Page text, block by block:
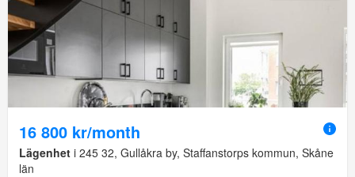
16 800 kr/month
Lägenhet i 245 32, Gullåkra by, Staffanstorps kommun, Skåne
län